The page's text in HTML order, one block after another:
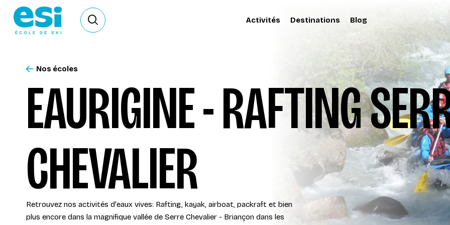
Ouvrir le formulaire de recherche Activités Destinations Blog
EAURIGINE - RAFTING
CHEVALIER
Nos écoles
Retrouvez nos activités d'eaux vives: Rafting, kayak, airboat, packraft et bien
plus encore dans la magnifique vallée de Serre Chevalier - Briançon dans les